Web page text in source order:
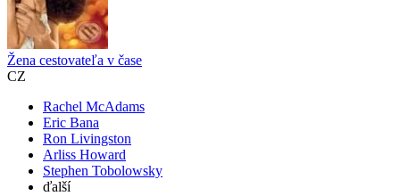
Žena cestovateľa v čase
CZ
Rachel McAdams
Eric Bana
Ron Livingston
Arliss Howard
Stephen Tobolowsky
ďalší